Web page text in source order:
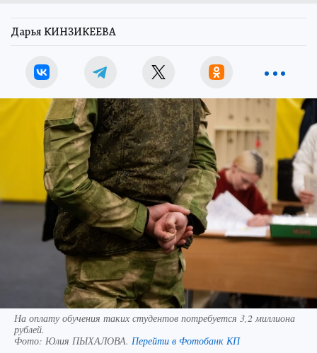
Дарья КИНЗИКЕЕВА
На оплату обучения таких студентов потребуется 3,2 миллиона
рублей.
Фото: Юлия ПЫХАЛОВА. Перейти в Фотобанк КП